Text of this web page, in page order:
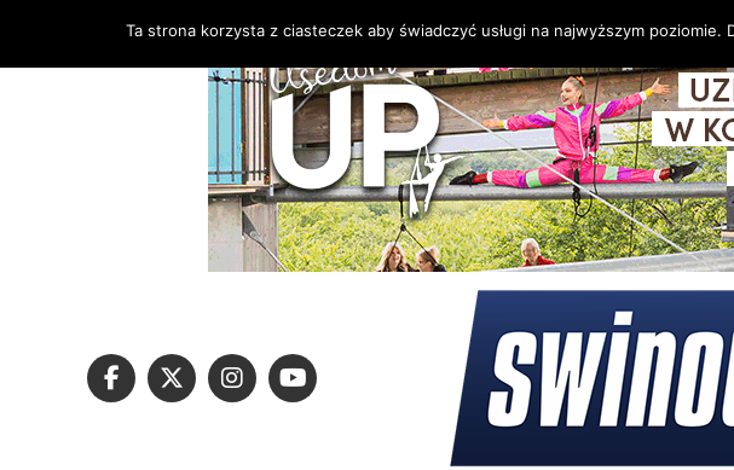
Ta strona korzysta z ciasteczek aby świadczyć usługi na najwyższym